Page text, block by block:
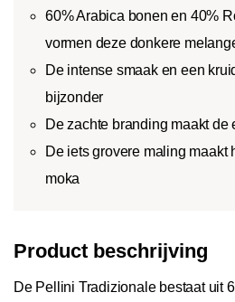
60% Arabica bonen en 40%
vormen deze donkere
De intense smaak en een
bijzonder
De zachte branding maakt de
De iets grovere maling maakt
moka
Product beschrijving
De Pellini Tradizionale bestaat uit